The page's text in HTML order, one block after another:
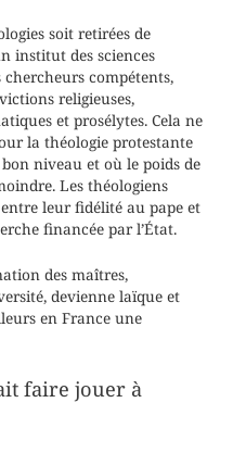
soit retirées de
institut des sciences
compétents,
religieuses,
et prosélytes. Cela ne
la théologie protestante
niveau et où le poids de
Les théologiens
leur fidélité au pape et
financée par l’État.
des maîtres,
devienne laïque et
en France une
faire jouer à